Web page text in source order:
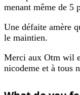
menant même de 5
Une défaite amère
le maintien.
Merci aux Otm wil
nicodeme et à tous